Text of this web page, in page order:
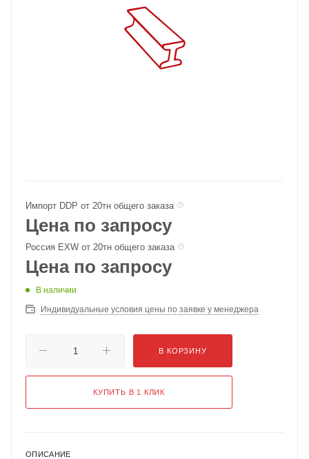
Импорт DDP от 20тн общего заказа
Цена по запросу
Россия EXW от 20тн общего заказа
Цена по запросу
В наличии
Индивидуальные условия цены по заявке у менеджера
В КОРЗИНУ
КУПИТЬ В 1 КЛИК
ОПИСАНИЕ